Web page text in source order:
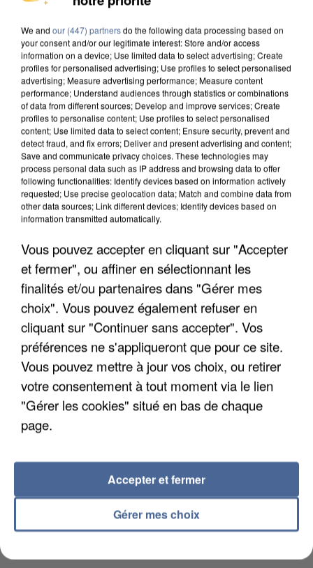
DE FAUNE SAUVAGE SONT...
L’UN DES FONDATEURS SUPPOSÉS DE LA DZ
MAFIA INTERPELLÉ EN ALGÉRIE
UN SECOND CADRE DE LA DZ MAFIA
We and our (447) partnersdo the following data processing based on
your consent and/or our legitimate interest: Store and/or access
information on a device; Use limited data to select advertising; Create
profiles for personalised advertising; Use profiles to select personalised
advertising; Measure advertising performance; Measure content
performance; Understand audiences through statistics or combinations
of data from different sources; Develop and improve services; Create
profiles to personalise content; Use profiles to select personalised
content; Use limited data to select content; Ensure security, prevent and
detect fraud, and fix errors; Deliver and present advertising and content;
Save and communicate privacy choices. These technologies may
process personal data such as IP address and browsing data to offer
following functionalities: Identify devices based on information actively
requested; Use precise geolocation data; Match and combine data from
other data sources; Link different devices; Identify devices based on
information transmitted automatically.
Vous pouvez accepter en cliquant sur "Accepter
et fermer", ou affiner en sélectionnant les
finalités et/ou partenaires dans "Gérer mes
choix". Vous pouvez également refuser en
cliquant sur "Continuer sans accepter". Vos
préférences ne s'appliqueront que pour ce site.
Vous pouvez mettre à jour vos choix, ou retirer
votre consentement à tout moment via le lien
"Gérer les cookies" situé en bas de chaque
page.
Gérer mes choix
Accepter et fermer